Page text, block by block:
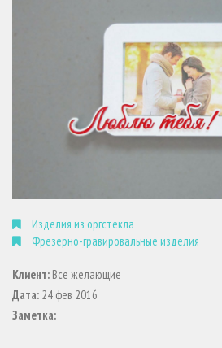
Изделия из оргстекла
Фрезерно-гравировальные изделия
Клиент: Все желающие
Дата: 24 фев 2016
Заметка: